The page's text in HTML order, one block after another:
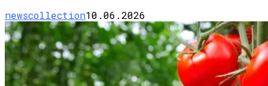
newscollection10.06.2026